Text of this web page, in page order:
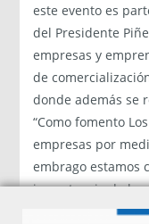
este evento es
del Presidente
empresas y
de
donde además se
“Como fomento
empresas por
embrago estamos
importancia de las
ello que,